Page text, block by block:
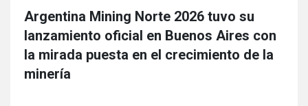
Argentina Mining Norte 2026 tuvo su
lanzamiento oficial en Buenos Aires con
la mirada puesta en el crecimiento de la
minería